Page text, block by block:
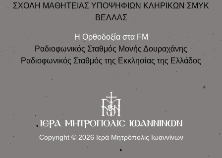
ΣΧΟΛΗ ΜΑΘΗΤΕΙΑΣ ΥΠΟΨΗΦΙΩΝ ΚΛΗΡΙΚΩΝ ΣΜΥΚ
ΒΕΛΛΑΣ
Η Ορθοδοξία στα FM
Ραδιοφωνικός Σταθμός Μονής Δουραχάνης
Ραδιοφωνικός Σταθμός της Εκκλησίας της Ελλάδος
Copyright © 2026 Ιερά Μητρόπολις Ιωαννίνων